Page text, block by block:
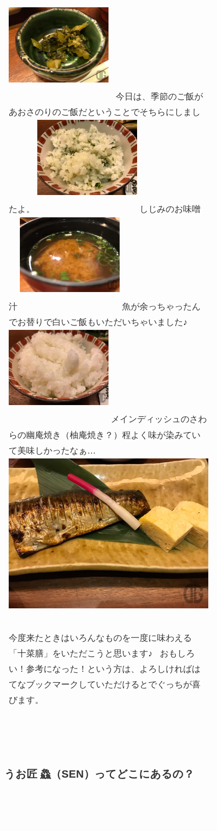
今日は、季節のご飯が
あおさのりのご飯だということでそちらにしまし
たよ。 しじみのお味噌
汁
魚が余っちゃったん
でお替りで白いご飯もいただいちゃいました♪
メインディッシュのさわ
らの幽庵焼き（柚庵焼き？）程よく味が染みてい
て美味しかったなぁ…
今度来たときはいろんなものを一度に味わえる
「十菜膳」をいただこうと思います♪ おもしろ
い！参考になった！という方は、よろしければは
てなブックマークしていただけるとでぐっちが喜
びます。
うお匠 鱻（SEN）ってどこにあるの？